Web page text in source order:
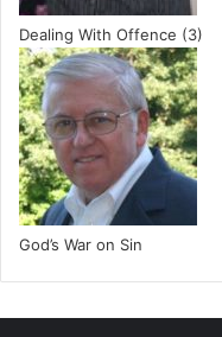
Dealing With Offence (3)
God’s War on Sin